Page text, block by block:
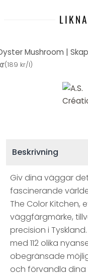
(189 kr/l)
Beskrivning
Giv dina väggar
fascinerande
The Color Kitchen,
väggfärgmärke,
precision i
med 112 olika
obegränsade
och förvandla dina